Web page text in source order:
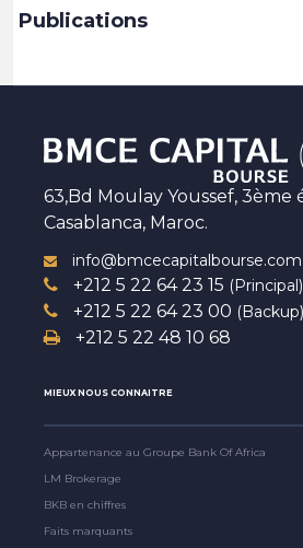
Publications
63,Bd Moulay Youssef, 3ème
Casablanca, Maroc.
info@bmcecapitalbourse.com
+212 5 22 64 23 15 (Principal)
+212 5 22 64 23 00 (Backup)
+212 5 22 48 10 68
MIEUX NOUS CONNAITRE
Appartenance au Groupe Bank Of Africa
LM Brokerage
BKB en chiffres
Faits marquants